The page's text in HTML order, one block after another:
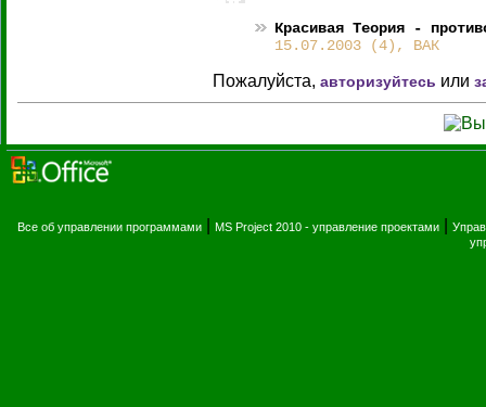
Красивая Теория -
15.07.2003 (4), ВАК
Пожалуйста, авторизуйтесь или
Все об управлении программами MS Project 2010 - управление проектами